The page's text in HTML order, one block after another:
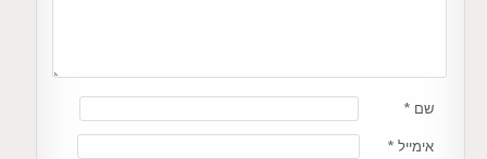
שם *
אימייל *